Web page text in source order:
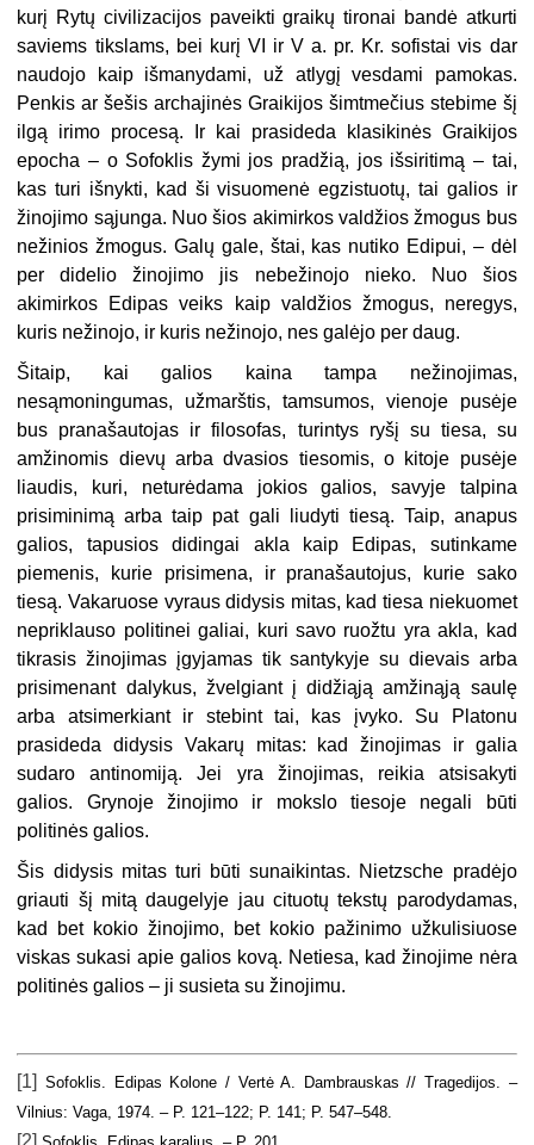
kurį Rytų civilizacijos paveikti graikų tironai bandė atkurti
saviems tikslams, bei kurį VI ir V a. pr. Kr. sofistai vis dar
naudojo kaip išmanydami, už atlygį vesdami pamokas.
Penkis ar šešis archajinės Graikijos šimtmečius stebime šį
ilgą irimo procesą. Ir kai prasideda klasikinės Graikijos
epocha – o Sofoklis žymi jos pradžią, jos išsiritimą – tai,
kas turi išnykti, kad ši visuomenė egzistuotų, tai galios ir
žinojimo sąjunga. Nuo šios akimirkos valdžios žmogus bus
nežinios žmogus. Galų gale, štai, kas nutiko Edipui, – dėl
per didelio žinojimo jis nebežinojo nieko. Nuo šios
akimirkos Edipas veiks kaip valdžios žmogus, neregys,
kuris nežinojo, ir kuris nežinojo, nes galėjo per daug.
Šitaip, kai galios kaina tampa nežinojimas,
nesąmoningumas, užmarštis, tamsumos, vienoje pusėje
bus pranašautojas ir filosofas, turintys ryšį su tiesa, su
amžinomis dievų arba dvasios tiesomis, o kitoje pusėje
liaudis, kuri, neturėdama jokios galios, savyje talpina
prisiminimą arba taip pat gali liudyti tiesą. Taip, anapus
galios, tapusios didingai akla kaip Edipas, sutinkame
piemenis, kurie prisimena, ir pranašautojus, kurie sako
tiesą. Vakaruose vyraus didysis mitas, kad tiesa niekuomet
nepriklauso politinei galiai, kuri savo ruožtu yra akla, kad
tikrasis žinojimas įgyjamas tik santykyje su dievais arba
prisimenant dalykus, žvelgiant į didžiąją amžinąją saulę
arba atsimerkiant ir stebint tai, kas įvyko. Su Platonu
prasideda didysis Vakarų mitas: kad žinojimas ir galia
sudaro antinomiją. Jei yra žinojimas, reikia atsisakyti
galios. Grynoje žinojimo ir mokslo tiesoje negali būti
politinės galios.
Šis didysis mitas turi būti sunaikintas. Nietzsche pradėjo
griauti šį mitą daugelyje jau cituotų tekstų parodydamas,
kad bet kokio žinojimo, bet kokio pažinimo užkulisiuose
viskas sukasi apie galios kovą. Netiesa, kad žinojime nėra
politinės galios – ji susieta su žinojimu.
[1] Sofoklis. Edipas Kolone / Vertė A. Dambrauskas // Tragedijos. –
Vilnius: Vaga, 1974. – P. 121–122; P. 141; P. 547–548.
[2]